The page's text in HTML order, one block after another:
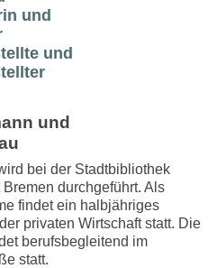
und
und
und
bei der Stadtbibliothek
durchgeführt. Als
findet ein halbjähriges
privaten Wirtschaft statt. Die
berufsbegleitend im
statt.